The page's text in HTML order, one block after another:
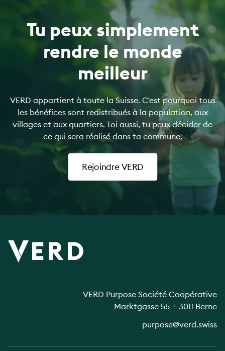
Tu peux simplement
rendre le monde
meilleur
VERD appartient à toute la Suisse. C'est pourquoi tous
les bénéfices sont redistribués à la population, aux
villages et aux quartiers. Toi aussi, tu peux décider de
ce qui sera réalisé dans ta commune.
Rejoindre VERD
VERD Purpose Société Coopérative
Marktgasse 55 ᛫ 3011 Berne
purpose@verd.swiss